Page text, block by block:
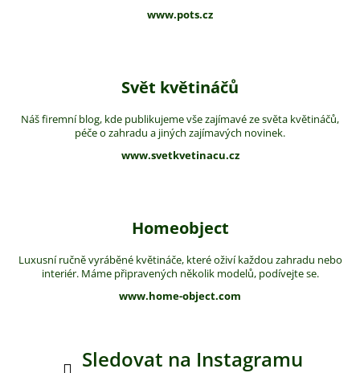
www.pots.cz
Svět květináčů
Náš firemní blog, kde publikujeme vše zajímavé ze světa květináčů,
péče o zahradu a jiných zajímavých novinek.
www.svetkvetinacu.cz
Homeobject
Luxusní ručně vyráběné květináče, které oživí každou zahradu nebo
interiér. Máme připravených několik modelů, podívejte se.
www.home-object.com
Sledovat na Instagramu